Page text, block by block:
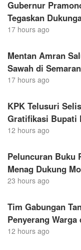
Gubernur
Tegaskan
17 hours ago
Mentan Amran
Sawah di
17 hours ago
KPK Telusuri
Gratifikasi Bupati
12 hours ago
Peluncuran Buku
Menag Dukung
23 hours ago
Tim Gabungan
Penyerang
12 hours ago